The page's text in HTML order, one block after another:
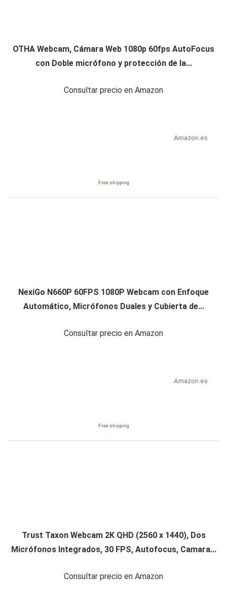
OTHA Webcam, Cámara Web 1080p 60fps AutoFocus
con Doble micrófono y protección de la...
Consultar precio en Amazon
Amazon.es
Free shipping
NexiGo N660P 60FPS 1080P Webcam con Enfoque
Automático, Micrófonos Duales y Cubierta de...
Consultar precio en Amazon
Amazon.es
Free shipping
Trust Taxon Webcam 2K QHD (2560 x 1440), Dos
Micrófonos Integrados, 30 FPS, Autofocus, Camara...
Consultar precio en Amazon